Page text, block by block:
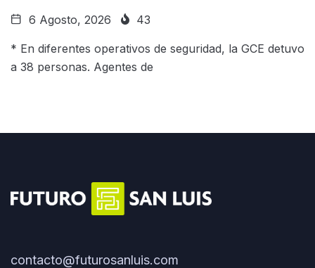
6 Agosto, 2026 43
* En diferentes operativos de seguridad, la GCE detuvo
a 38 personas. Agentes de
contacto@futurosanluis.com